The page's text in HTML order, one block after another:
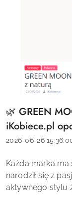
Tytuł
artykułu:
🌿 GREEN
iKobiece.pl
Ambasadorką!
Data
2026-06-26
Treść
artykułu:
Każda marka ma
narodził się z
aktywnego stylu